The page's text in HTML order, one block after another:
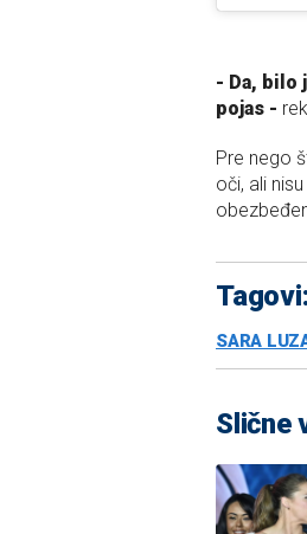
- Da, bilo
pojas -
Pre nego
oči, ali
Tagovi:
SARA
Slične